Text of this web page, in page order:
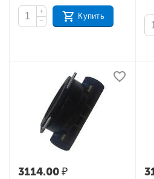
+
−
Купить
3114.00₽